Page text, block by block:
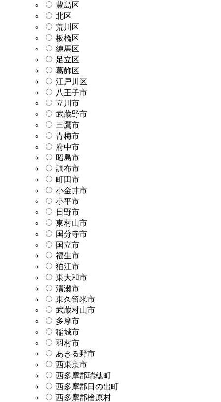
豊島区
北区
荒川区
板橋区
練馬区
足立区
葛飾区
江戸川区
八王子市
立川市
武蔵野市
三鷹市
青梅市
府中市
昭島市
調布市
町田市
小金井市
小平市
日野市
東村山市
国分寺市
国立市
福生市
狛江市
東大和市
清瀬市
東久留米市
武蔵村山市
多摩市
稲城市
羽村市
あきる野市
西東京市
西多摩郡瑞穂町
西多摩郡日の出町
西多摩郡檜原村